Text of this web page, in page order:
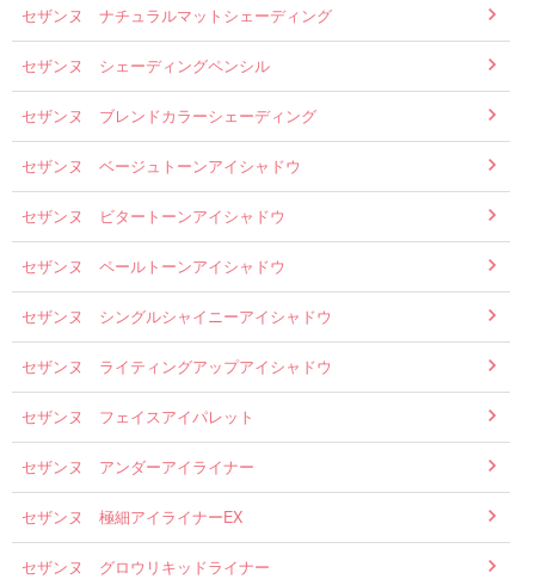
セザンヌ ナチュラルマットシェーディング
セザンヌ シェーディングペンシル
セザンヌ ブレンドカラーシェーディング
セザンヌ ベージュトーンアイシャドウ
セザンヌ ビタートーンアイシャドウ
セザンヌ ペールトーンアイシャドウ
セザンヌ シングルシャイニーアイシャドウ
セザンヌ ライティングアップアイシャドウ
セザンヌ フェイスアイパレット
セザンヌ アンダーアイライナー
セザンヌ 極細アイライナーEX
セザンヌ グロウリキッドライナー